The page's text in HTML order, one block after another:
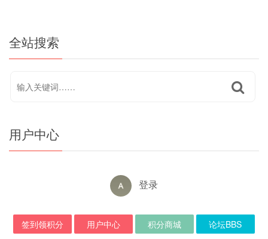
全站搜索
用户中心
登录
签到领积分 用户中心 积分商城 论坛BBS